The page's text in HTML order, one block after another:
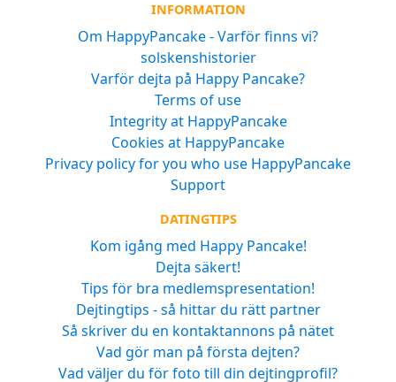
INFORMATION
Om HappyPancake - Varför finns vi?
solskenshistorier
Varför dejta på Happy Pancake?
Terms of use
Integrity at HappyPancake
Cookies at HappyPancake
Privacy policy for you who use HappyPancake
Support
DATINGTIPS
Kom igång med Happy Pancake!
Dejta säkert!
Tips för bra medlemspresentation!
Dejtingtips - så hittar du rätt partner
Så skriver du en kontaktannons på nätet
Vad gör man på första dejten?
Vad väljer du för foto till din dejtingprofil?